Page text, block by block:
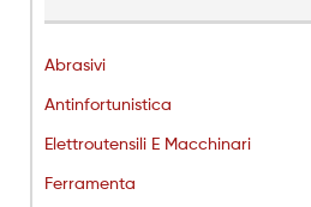
Abrasivi
Antinfortunistica
Elettroutensili E Macchinari
Ferramenta